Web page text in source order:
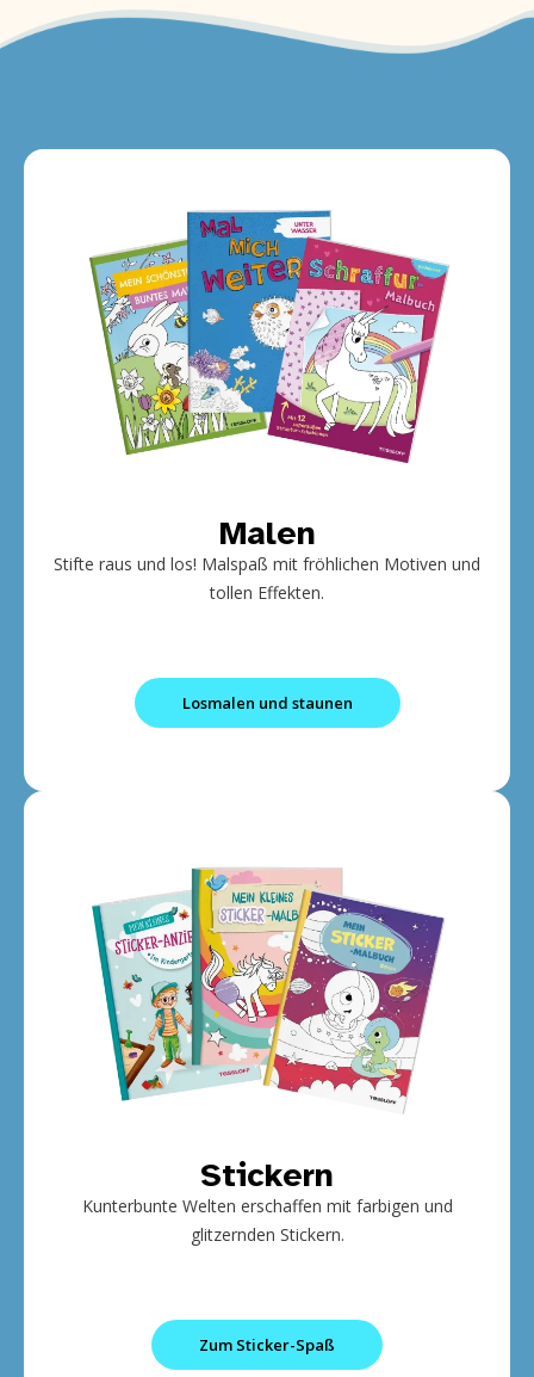
Malen
Stifte raus und los! Malspaß mit fröhlichen Motiven und
tollen Effekten.
Losmalen und staunen
Stickern
Kunterbunte Welten erschaffen mit farbigen und
glitzernden Stickern.
Zum Sticker-Spaß